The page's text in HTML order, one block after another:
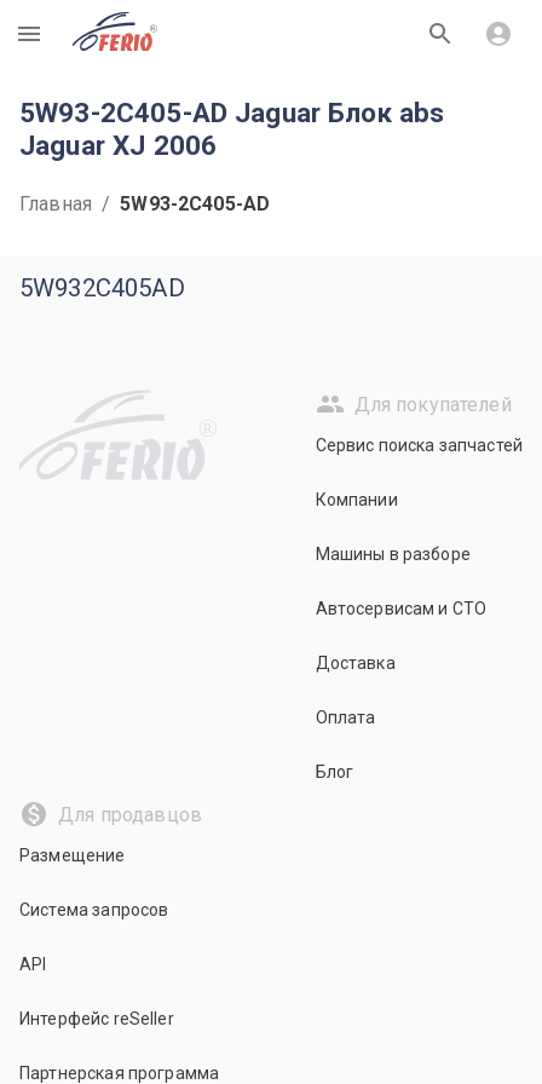
R
5W93-2C405-AD Jaguar Блок abs
Jaguar XJ 2006
Главная / 5W93-2C405-AD
5W932C405AD
R
Для покупателей
Сервис поиска запчастей
Компании
Машины в разборе
Автосервисам и СТО
Доставка
Оплата
Блог
Для продавцов
Размещение
Система запросов
API
Интерфейс reSeller
Партнерская программа